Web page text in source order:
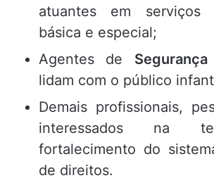
atuantes em serviços
básica e especial;
Agentes de
lidam com o público
Demais profissionais,
interessados na
fortalecimento do
de direitos.